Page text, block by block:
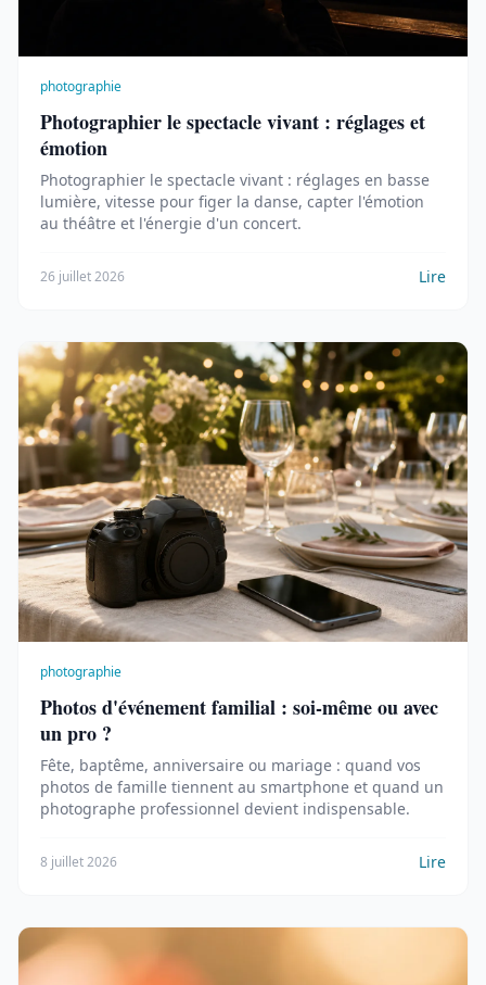
photographie
Photographier le spectacle vivant : réglages et
émotion
Photographier le spectacle vivant : réglages en basse
lumière, vitesse pour figer la danse, capter l'émotion
au théâtre et l'énergie d'un concert.
26 juillet 2026 Lire
photographie
Photos d'événement familial : soi-même ou avec
un pro ?
Fête, baptême, anniversaire ou mariage : quand vos
photos de famille tiennent au smartphone et quand un
photographe professionnel devient indispensable.
8 juillet 2026 Lire